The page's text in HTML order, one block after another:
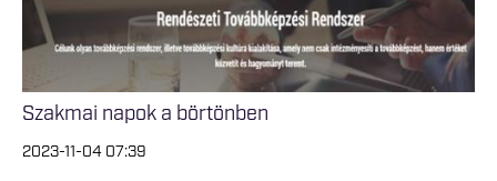
Szakmai napok a börtönben
2023-11-04 07:39